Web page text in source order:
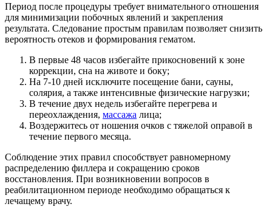
Период после процедуры требует внимательного отношения
для минимизации побочных явлений и закрепления
результата. Следование простым правилам позволяет снизить
вероятность отеков и формирования гематом.
В первые 48 часов избегайте прикосновений к зоне
коррекции, сна на животе и боку;
На 7-10 дней исключите посещение бани, сауны,
солярия, а также интенсивные физические нагрузки;
В течение двух недель избегайте перегрева и
переохлаждения, массажа лица;
Воздержитесь от ношения очков с тяжелой оправой в
течение первого месяца.
Соблюдение этих правил способствует равномерному
распределению филлера и сокращению сроков
восстановления. При возникновении вопросов в
реабилитационном периоде необходимо обращаться к
лечащему врачу.